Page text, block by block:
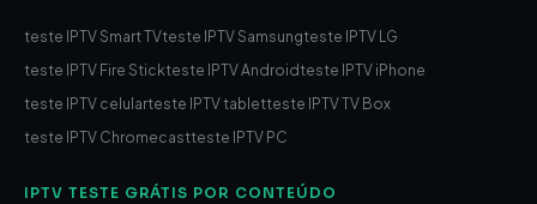
teste IPTV Smart TVteste IPTV Samsungteste IPTV LG
teste IPTV Fire Stickteste IPTV Android teste IPTV iPhone
teste IPTV celularteste IPTV tabletteste IPTV TV Box
teste IPTV Chromecastteste IPTV PC
IPTV TESTE GRÁTIS POR CONTEÚDO